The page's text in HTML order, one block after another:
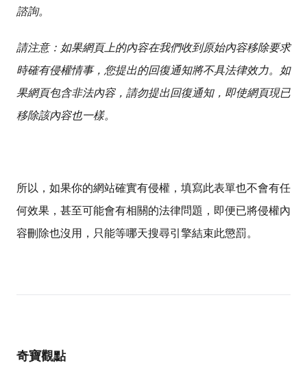
諮詢。
請注意：如果網頁上的內容在我們收到原始內容移除要求
時確有侵權情事，您提出的回復通知將不具法律效力。如
果網頁包含非法內容，請勿提出回復通知，即使網頁現已
移除該內容也一樣。
所以，如果你的網站確實有侵權，填寫此表單也不會有任
何效果，甚至可能會有相關的法律問題，即便已將侵權內
容刪除也沒用，只能等哪天搜尋引擎結束此懲罰。
奇寶觀點